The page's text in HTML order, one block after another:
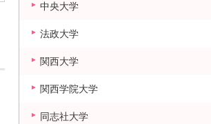
中央大学
法政大学
関西大学
関西学院大学
同志社大学